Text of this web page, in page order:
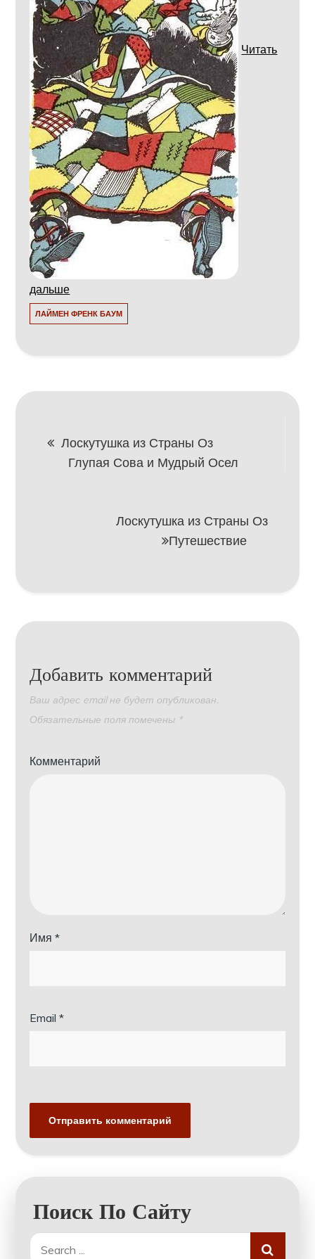
Читать
дальше
ЛАЙМЕН ФРЕНК БАУМ
Навигация
записям
Лоскутушка из Страны Оз
Глупая Сова и Мудрый Осел
Лоскутушка из Страны Оз
Путешествие
Добавить комментарий
Ваш адрес email не будет опубликован.
Обязательные поля помечены *
Комментарий
Имя*
Email*
Поиск По Сайту
Search